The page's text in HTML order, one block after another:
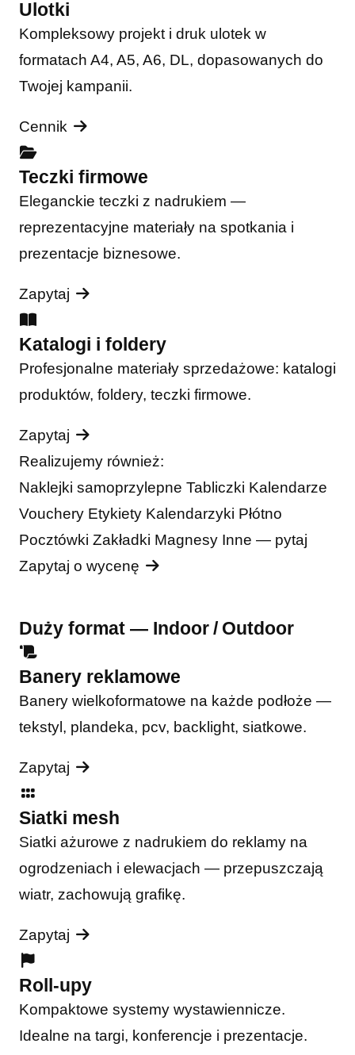
Ulotki
Kompleksowy projekt i druk ulotek w
formatach A4, A5, A6, DL, dopasowanych do
Twojej kampanii.
Cennik
Teczki firmowe
Eleganckie teczki z nadrukiem —
reprezentacyjne materiały na spotkania i
prezentacje biznesowe.
Zapytaj
Katalogi i foldery
Profesjonalne materiały sprzedażowe: katalogi
produktów, foldery, teczki firmowe.
Zapytaj
Realizujemy również:
Naklejki samoprzylepne Tabliczki Kalendarze
Vouchery Etykiety Kalendarzyki Płótno
Pocztówki Zakładki Magnesy Inne — pytaj
Zapytaj o wycenę
Duży format — Indoor / Outdoor
Banery reklamowe
Banery wielkoformatowe na każde podłoże —
tekstyl, plandeka, pcv, backlight, siatkowe.
Zapytaj
Siatki mesh
Siatki ażurowe z nadrukiem do reklamy na
ogrodzeniach i elewacjach — przepuszczają
wiatr, zachowują grafikę.
Zapytaj
Roll-upy
Kompaktowe systemy wystawiennicze.
Idealne na targi, konferencje i prezentacje.